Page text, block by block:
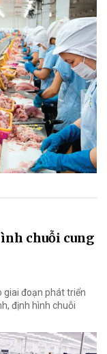
chuỗi cung
giai đoạn phát triển
định hình chuỗi